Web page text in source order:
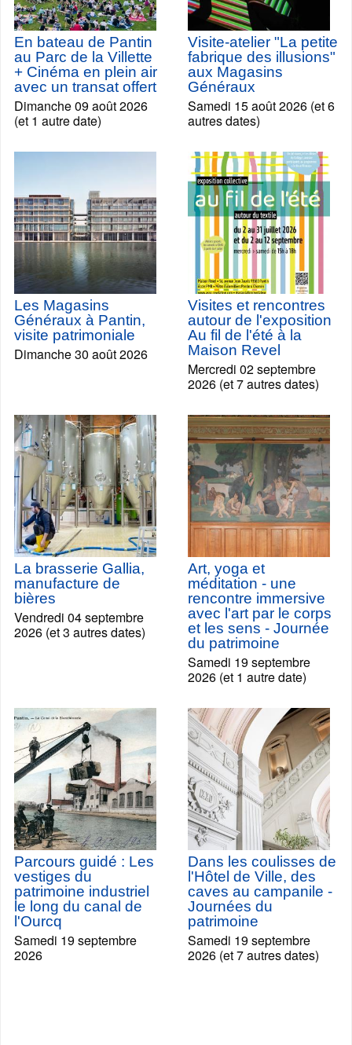
En bateau de Pantin
au Parc de la Villette
+ Cinéma en plein air
avec un transat offert
Dimanche 09 août 2026
(et 1 autre date)
Visite-atelier "La petite
fabrique des illusions"
aux Magasins
Généraux
Samedi 15 août 2026 (et 6
autres dates)
Les Magasins
Généraux à Pantin,
visite patrimoniale
Dimanche 30 août 2026
Visites et rencontres
autour de l'exposition
Au fil de l'été à la
Maison Revel
Mercredi 02 septembre
2026 (et 7 autres dates)
La brasserie Gallia,
manufacture de
bières
Vendredi 04 septembre
2026 (et 3 autres dates)
Art, yoga et
méditation - une
rencontre immersive
avec l'art par le corps
et les sens - Journée
du patrimoine
Samedi 19 septembre
2026 (et 1 autre date)
Parcours guidé : Les
vestiges du
patrimoine industriel
le long du canal de
l'Ourcq
Samedi 19 septembre
2026
Dans les coulisses de
l'Hôtel de Ville, des
caves au campanile -
Journées du
patrimoine
Samedi 19 septembre
2026 (et 7 autres dates)